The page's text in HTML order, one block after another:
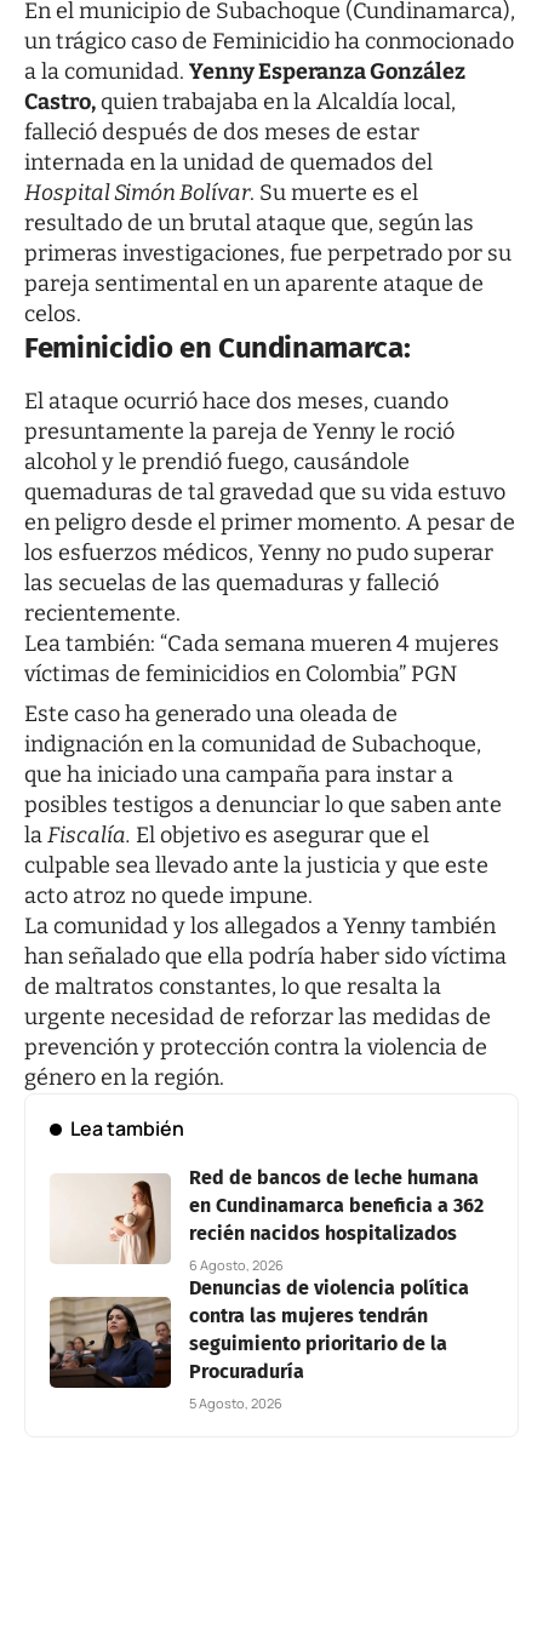
En el municipio de Subachoque (Cundinamarca),
un trágico caso de Feminicidio ha conmocionado
a la comunidad. Yenny Esperanza González
Castro,quien trabajaba en la Alcaldía local,
falleció después de dos meses de estar
internada en la unidad de quemados del
Hospital Simón Bolívar. Su muerte es el
resultado de un brutal ataque que, según las
primeras investigaciones, fue perpetrado por su
pareja sentimental en un aparente ataque de
celos.
Feminicidio en Cundinamarca:
El ataque ocurrió hace dos meses, cuando
presuntamente la pareja de Yenny le roció
alcohol y le prendió fuego, causándole
quemaduras de tal gravedad que su vida estuvo
en peligro desde el primer momento. A pesar de
los esfuerzos médicos, Yenny no pudo superar
las secuelas de las quemaduras y falleció
recientemente.
Lea también: “Cada semana mueren 4 mujeres
víctimas de feminicidios en Colombia” PGN
Este caso ha generado una oleada de
indignación en la comunidad de Subachoque,
que ha iniciado una campaña para instar a
posibles testigos a denunciar lo que saben ante
laFiscalía. El objetivo es asegurar que el
culpable sea llevado ante la justicia y que este
acto atroz no quede impune.
La comunidad y los allegados a Yenny también
han señalado que ella podría haber sido víctima
de maltratos constantes, lo que resalta la
urgente necesidad de reforzar las medidas de
prevención y protección contra la violencia de
género en la región.
Lea también
Red de bancos de leche humana
en Cundinamarca beneficia a 362
recién nacidos hospitalizados
6 Agosto, 2026
Denuncias de violencia política
contra las mujeres tendrán
seguimiento prioritario de la
Procuraduría
5 Agosto, 2026